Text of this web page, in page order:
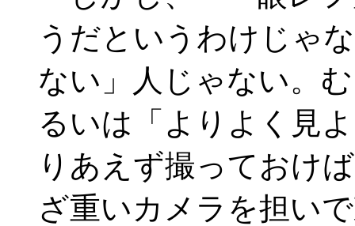
うだというわけじゃ
ない」人じゃない。
るいは「よりよく見
りあえず撮っておけ
ざ重いカメラを担い